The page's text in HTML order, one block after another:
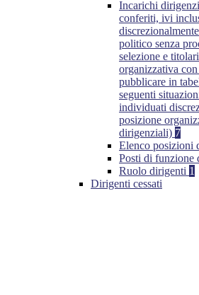
Incarichi
conferiti, ivi
politico senza
selezione e
organizzativa
pubblicare in
seguenti
individuati
posizione
dirigenziali) 7
Elenco posizioni
Posti di funzione
Ruolo dirigenti 1
Dirigenti cessati